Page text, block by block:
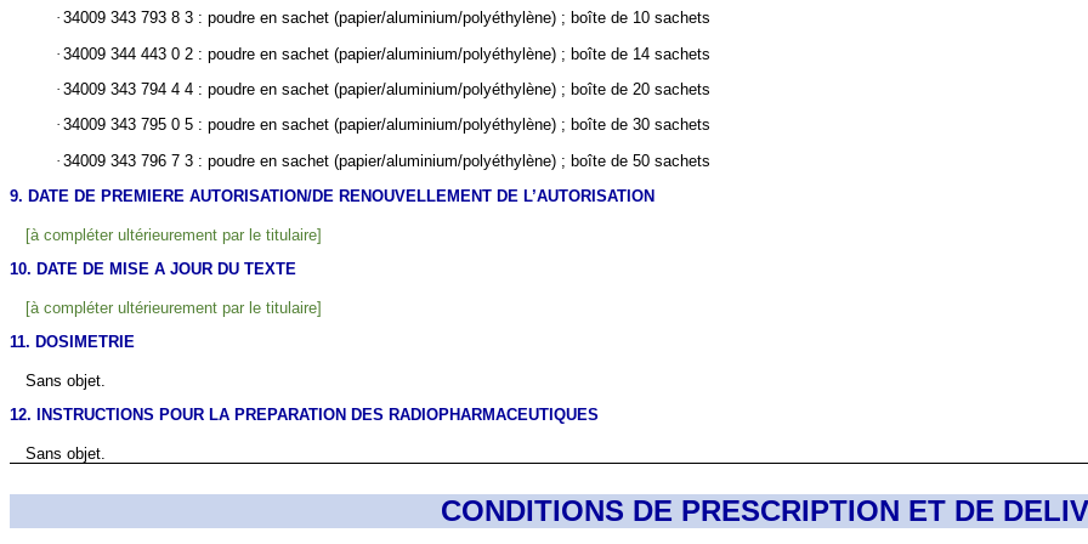
· 34009 343 793 8 3 : poudre en sachet (papier/aluminium/polyéthylène) ; boîte de 10 sachets
· 34009 344 443 0 2 : poudre en sachet (papier/aluminium/polyéthylène) ; boîte de 14 sachets
· 34009 343 794 4 4 : poudre en sachet (papier/aluminium/polyéthylène) ; boîte de 20 sachets
· 34009 343 795 0 5 : poudre en sachet (papier/aluminium/polyéthylène) ; boîte de 30 sachets
· 34009 343 796 7 3 : poudre en sachet (papier/aluminium/polyéthylène) ; boîte de 50 sachets
9. DATE DE PREMIERE AUTORISATION/DE RENOUVELLEMENT DE L’AUTORISATION
[à compléter ultérieurement par le titulaire]
10. DATE DE MISE A JOUR DU TEXTE
[à compléter ultérieurement par le titulaire]
11. DOSIMETRIE
Sans objet.
12. INSTRUCTIONS POUR LA PREPARATION DES RADIOPHARMACEUTIQUES
Sans objet.
CONDITIONS DE PRESCRIPTION ET DE